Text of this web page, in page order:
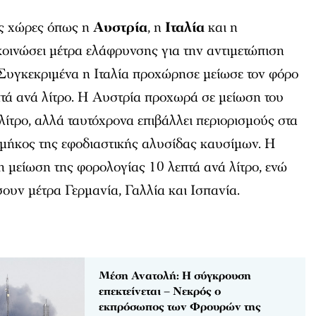
χώρες όπως ηΑυστρία, η Ιταλίακαι η
μέτρα ελάφρυνσης για την αντιμετώπιση
η Ιταλία προχώρησε μείωσε τον φόρο
ανά λίτρο. Η Αυστρία προχωρά σε μείωση του
αλλά ταυτόχρονα επιβάλλει περιορισμούς στα
της εφοδιαστικής αλυσίδας καυσίμων. Η
της φορολογίας 10 λεπτά ανά λίτρο, ενώ
μέτρα Γερμανία, Γαλλία και Ισπανία.
Μέση Ανατολή: Η σύγκρουση
επεκτείνεται – Νεκρός ο
εκπρόσωπος των Φρουρών της